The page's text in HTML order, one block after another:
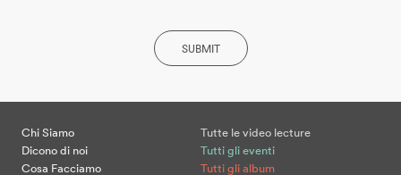
SUBMIT
Chi Siamo
Dicono di noi
Cosa Facciamo
Tutte le video lecture
Tutti gli eventi
Tutti gli album